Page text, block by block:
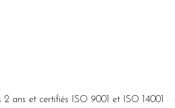
ans et certifiés ISO 9001 et ISO 14001